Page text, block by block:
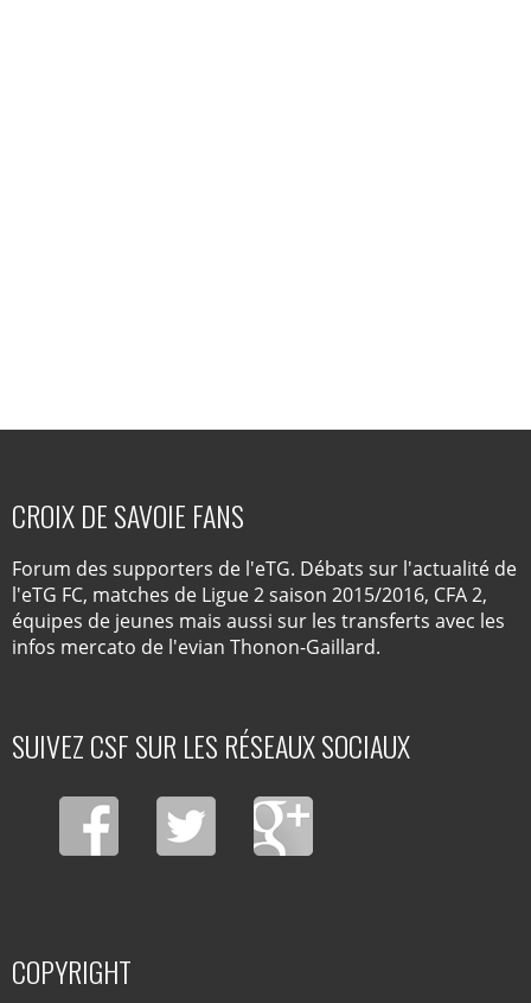
CROIX DE SAVOIE FANS
Forum des supporters de l'eTG. Débats sur l'actualité de
l'eTG FC, matches de Ligue 2 saison 2015/2016, CFA 2,
équipes de jeunes mais aussi sur les transferts avec les
infos mercato de l'evian Thonon-Gaillard.
SUIVEZ CSF SUR LES RÉSEAUX SOCIAUX
COPYRIGHT